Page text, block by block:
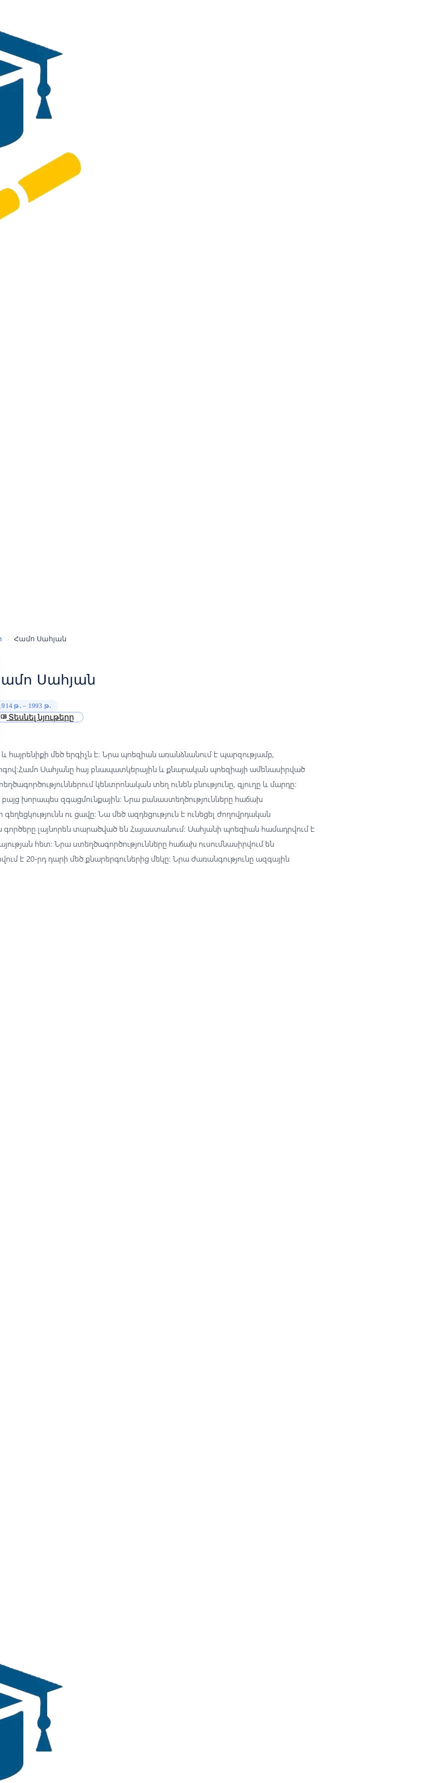
› Համո Սահյան
Սահյան
թ․ – 1993 թ․
menu_book Տեսնել նյութերը
հայրենիքի մեծ երգիչն է։ Նրա պոեզիան առանձնանում է պարզությամբ,
Սահյանը հայ բնապատկերային և քնարական պոեզիայի ամենասիրված
կենտրոնական տեղ ունեն բնությունը, գյուղը և մարդը։
խորապես զգացմունքային։ Նրա բանաստեղծությունները հաճախ
ու ցավը։ Նա մեծ ազդեցություն է ունեցել ժողովրդական
գործերը լայնորեն տարածված են Հայաստանում։ Սահյանի պոեզիան համադրվում է
հետ։ Նրա ստեղծագործությունները հաճախ ուսումնասիրվում են
է 20-րդ դարի մեծ քնարերգուներից մեկը։ Նրա ժառանգությունը ազգային